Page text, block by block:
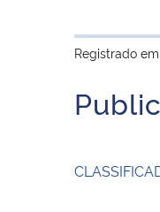
Registrado em